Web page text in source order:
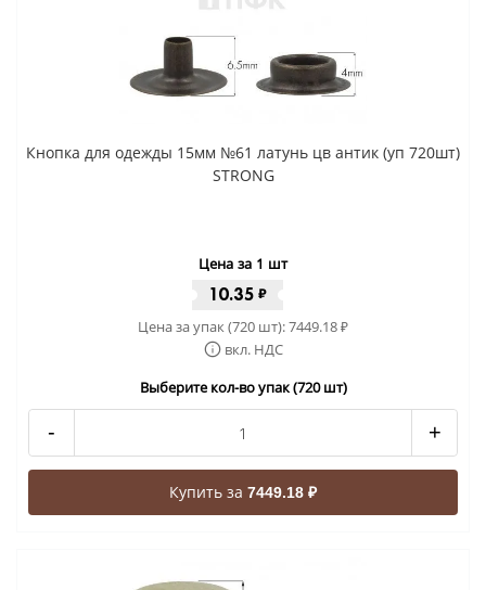
Кнопка для одежды 15мм №61 латунь цв антик (уп 720шт)
STRONG
Цена за 1 шт
10.35 ₽
Цена за упак (720 шт):7449.18₽
вкл. НДС
Выберите кол-во упак (720 шт)
- +
Купить за 7449.18 ₽